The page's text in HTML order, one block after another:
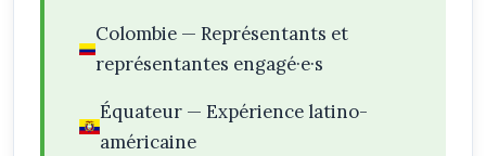
Colombie — Représentants et
représentantes engagé·e·s
Équateur — Expérience latino-
américaine